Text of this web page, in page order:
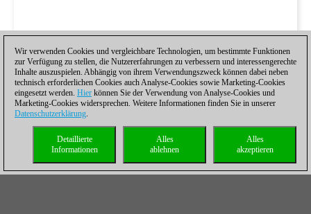
Wir verwenden Cookies und vergleichbare Technologien, um bestimmte Funktionen
zur Verfügung zu stellen, die Nutzererfahrungen zu verbessern und interessengerechte
Inhalte auszuspielen. Abhängig von ihrem Verwendungszweck können dabei neben
technisch erforderlichen Cookies auch Analyse-Cookies sowie Marketing-Cookies
eingesetzt werden. Hier können Sie der Verwendung von Analyse-Cookies und
Marketing-Cookies widersprechen. Weitere Informationen finden Sie in unserer
Datenschutzerklärung.
Alles
akzeptieren
Alles
ablehnen
Detaillierte
Informationen